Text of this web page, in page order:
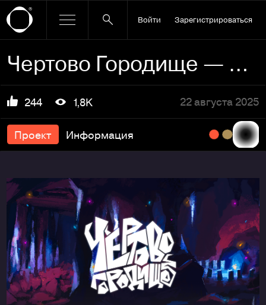
Войти Зарегистрироваться
Чертово Городище — Концепт игры
244 1,8K 22 августа 2025
Проект Информация